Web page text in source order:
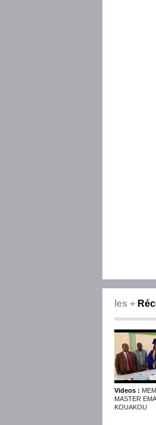
les +
Videos :
MASTER
KOUAKOU